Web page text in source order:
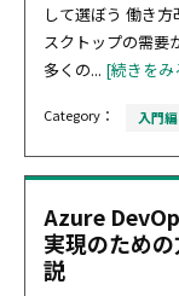
して選ぼう 働き
スクトップの需要
多くの... [続きをみ
Category： 入門編
Azure
実現のため
説